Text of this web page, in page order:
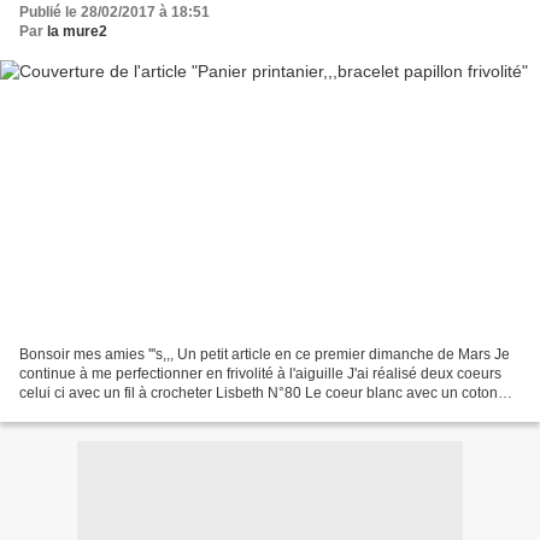
Publié le 28/02/2017 à 18:51
Par la mure2
Bonsoir mes amies '''s,,, Un petit article en ce premier dimanche de Mars Je
continue à me perfectionner en frivolité à l'aiguille J'ai réalisé deux coeurs
celui ci avec un fil à crocheter Lisbeth N°80 Le coeur blanc avec un coton